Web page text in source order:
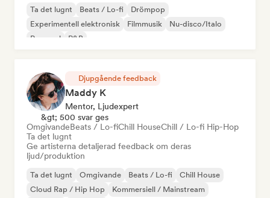
Ta det lugnt Beats / Lo-fi
Drömpop
Experimentell elektronisk
Filmmusik
Nu-disco/Italo
Pop soul
R&B
Djupgående feedback
Maddy K
Mentor, Ljudexpert
&gt; 500 svar ges
OmgivandeBeats / Lo-fiChill HouseChill / Lo-fi Hip-Hop
Ta det lugnt
Ge artisterna detaljerad feedback om deras
ljud/produktion
Ta det lugnt Omgivande Beats / Lo-fi
Chill House
Cloud Rap / Hip Hop
Kommersiell / Mainstream